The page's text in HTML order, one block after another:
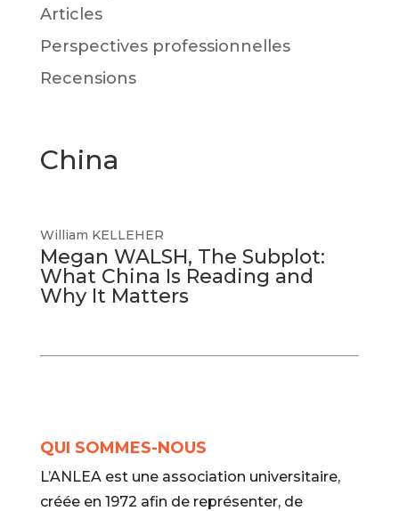
Articles
Perspectives professionnelles
Recensions
China
William KELLEHER
Megan WALSH, The Subplot:
What China Is Reading and
Why It Matters
QUI SOMMES-NOUS
L’ANLEA est une association universitaire,
créée en 1972 afin de représenter, de